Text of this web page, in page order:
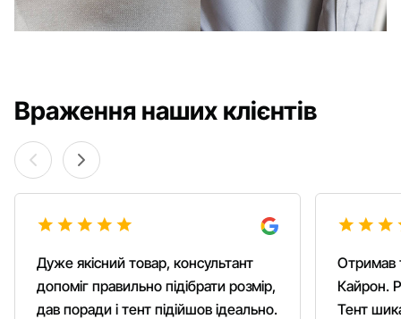
Враження наших клієнтів
Дуже якісний товар, консультант
допоміг правильно підібрати розмір,
дав поради і тент підійшов ідеально.
Отримав
Кайрон.
Тент